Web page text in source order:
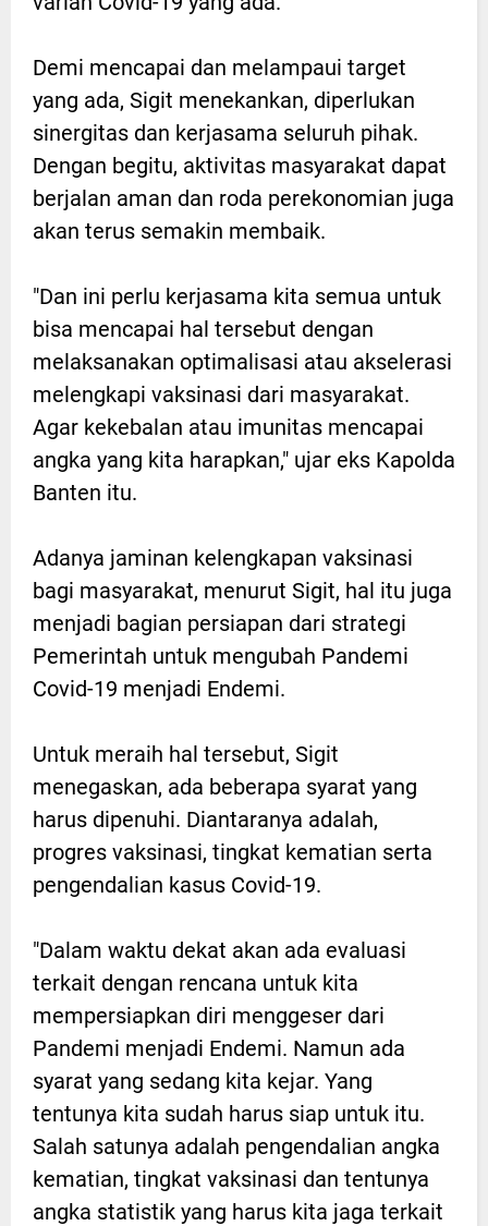
Demi mencapai dan melampaui target
yang ada, Sigit menekankan, diperlukan
sinergitas dan kerjasama seluruh pihak.
Dengan begitu, aktivitas masyarakat dapat
berjalan aman dan roda perekonomian juga
akan terus semakin membaik.
"Dan ini perlu kerjasama kita semua untuk
bisa mencapai hal tersebut dengan
melaksanakan optimalisasi atau akselerasi
melengkapi vaksinasi dari masyarakat.
Agar kekebalan atau imunitas mencapai
angka yang kita harapkan," ujar eks Kapolda
Banten itu.
Adanya jaminan kelengkapan vaksinasi
bagi masyarakat, menurut Sigit, hal itu juga
menjadi bagian persiapan dari strategi
Pemerintah untuk mengubah Pandemi
Covid-19 menjadi Endemi.
Untuk meraih hal tersebut, Sigit
menegaskan, ada beberapa syarat yang
harus dipenuhi. Diantaranya adalah,
progres vaksinasi, tingkat kematian serta
pengendalian kasus Covid-19.
"Dalam waktu dekat akan ada evaluasi
terkait dengan rencana untuk kita
mempersiapkan diri menggeser dari
Pandemi menjadi Endemi. Namun ada
syarat yang sedang kita kejar. Yang
tentunya kita sudah harus siap untuk itu.
Salah satunya adalah pengendalian angka
kematian, tingkat vaksinasi dan tentunya
angka statistik yang harus kita jaga terkait